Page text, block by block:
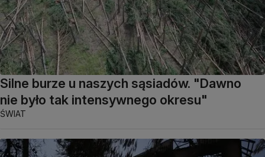
Silne burze u naszych sąsiadów. "Dawno
nie było tak intensywnego okresu"
ŚWIAT